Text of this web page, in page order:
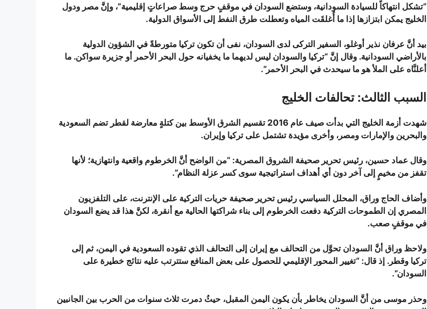
“تشكل انتهاكاً للسيادة السودانية، وستضع السودان في موقفٍ حرج وسط صراعاتٍ إقليمية”، وإنَّ مصر ودول
الخليج يمكن ابتزازها إذا ما أُغلقَت المياه وتعطلت طرق النفط إلى الأسواق الدولية.
بيد أنَّ عرفان نذير أوغلو، السفير التركى لدى السودان، نفى أن تكون تركيا متورطةً في الشؤون الدولية
بالأراضي السودانية. وقال إنَّ “تركيا والسودان ليس لديهما ما يخفيانه حول البحر الأحمر أو جزيرة سواكن. ما
أعلنَّاه على الملأ هو ما سيحدث في البحر الأحمر”.
السبب الثالث: تحالفات الخليج
شهدت أزمة الخليج التي بدأت صيف عام 2016 تقسيم الشرق الأوسط بين كتلةٍ معارضة لقطر تضم السعودية
والبحرين والإمارات ومصر، وأخرى مؤيدة تشتمل على تركيا وإيران.
وقال عماد حسين، رئيس تحرير صحيفة الشروق المصرية: “من الواضح أنَّ الخرطوم واقعية وانتهازية؛ لأنها
تقفز من مخيمٍ إلى آخر دون أي أهداف استراتيجية سوى كسر عزلة النظام”.
وأضاف الحاج وراق، المحلل السياسي رئيس تحرير صحيفة حريات التركية على الإنترنت، على التلفزيون
المصري إن الطموحات التركية دفعت الخرطوم إلى بناء شراكتها الحالية مع أنقرة، لكنَّ هذا قد يضع السودان
في موقفٍ صعب.
ولاحظ وراق أنَّ السودان تحوَّل من التحالف مع إيران إلى التحالف الذي تقوده السعودية في اليمن، ثم إلى
تركيا وقطر. إذ قال: “تغيير المحور الإقليمي للحصول على بعض المنافع ستترتب عليه نتائج خطيرة على
السودان”.
وحذر موسى من أنَّ السودان يخاطر بأن يكون اليمن المقبل، حيثُ دمرت ثلاث سنوات من الحرب بين الجانبين